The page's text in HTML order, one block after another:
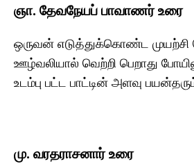
ஞா. தேவநேயப் பாவாணர் உரை
ஒருவன் எடுத்துக்கொண்ட முயற்சி
ஊழ்வலியால் வெற்றி பெறாது
உடம்பு பட்ட பாட்டின் அளவு
மு. வரதராசனார் உரை